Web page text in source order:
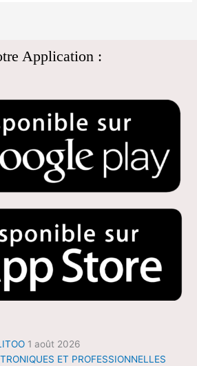
Application :
1 août 2026
ET PROFESSIONNELLES